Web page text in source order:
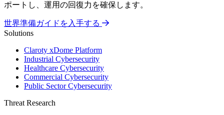
ポートし、運用の回復力を確保します。
世界準備ガイドを入手する
Solutions
Claroty xDome Platform
Industrial Cybersecurity
Healthcare Cybersecurity
Commercial Cybersecurity
Public Sector Cybersecurity
Threat Research